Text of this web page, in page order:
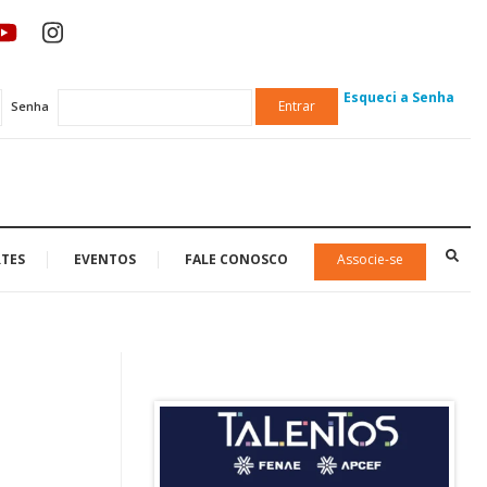
Senha Entrar Esqueci a Senha
EVENTOS FALE CONOSCO Associe-se